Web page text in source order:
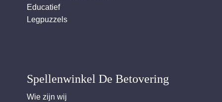
Educatief
Legpuzzels
Spellenwinkel De Betover​ing
Wie zijn wij